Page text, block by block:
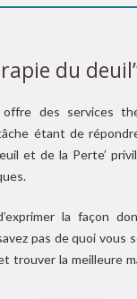
du
des services
étant de
et de la Perte’
la façon
pas de quoi vous
trouver la meilleure